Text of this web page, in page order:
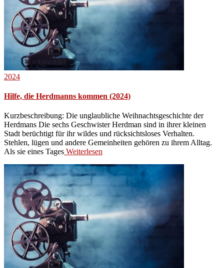
2024
Hilfe, die Herdmanns kommen (2024)
Kurzbeschreibung: Die unglaubliche Weihnachtsgeschichte der
Herdmans Die sechs Geschwister Herdman sind in ihrer kleinen
Stadt berüchtigt für ihr wildes und rücksichtsloses Verhalten.
Stehlen, lügen und andere Gemeinheiten gehören zu ihrem Alltag.
Als sie eines Tages Weiterlesen